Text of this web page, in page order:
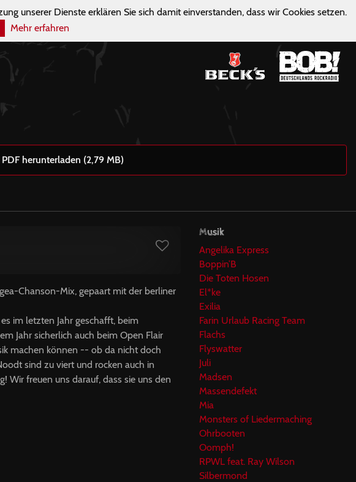
unserer Dienste erklären Sie sich damit einverstanden, dass wir Cookies setzen.
Mehr erfahren
herunterladen (2,79 MB)
Chanson-Mix, gepaart mit der berliner
im letzten Jahr geschafft, beim
Jahr sicherlich auch beim Open Flair
machen können -- ob da nicht doch
sind zu viert und rocken auch in
Wir freuen uns darauf, dass sie uns den
Musik
Angelika Express
Boppin’B
Die Toten Hosen
El*ke
Exilia
Farin Urlaub Racing Team
Flachs
Flyswatter
Juli
Madsen
Massendefekt
Mia
Monsters of Liedermaching
Ohrbooten
Oomph!
RPWL feat. Ray Wilson
Silbermond